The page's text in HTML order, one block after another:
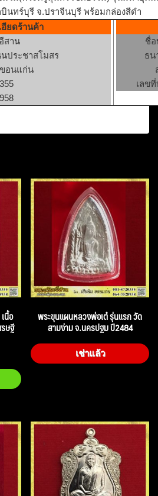
นทร์บุรี จ.ปราจีนบุรี พร้อมกล่องสีดำ
อียดร้านค้า
สาน
นประชาสโมสร
ขอนแก่น
ชื่
ธน
เลข
นื้อ
ษฐี
พระขุนแผนหลวงพ่อเต๋ รุ่นแรก วัด
สามง่าม จ.นครปฐม ปี2484
เช่าแล้ว